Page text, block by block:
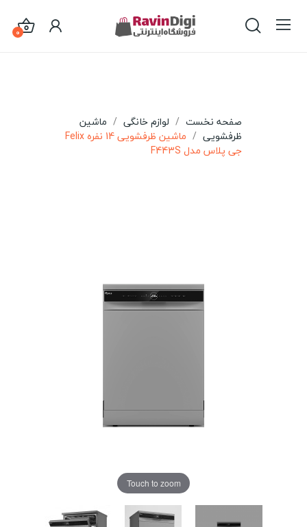
0
صفحه نخست لوازم خانگی
ماشین
ظرفشویی
ماشین ظرفشویی 14 نفره Felix
جی پلاس مدل F443S
Touch to zoom